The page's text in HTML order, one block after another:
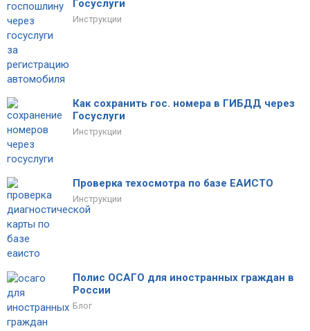
Госуслуги
Инструкции
Как сохранить гос. номера в ГИБДД через
Госуслуги
Инструкции
Проверка техосмотра по базе ЕАИСТО
Инструкции
Полис ОСАГО для иностранных граждан в
России
Блог